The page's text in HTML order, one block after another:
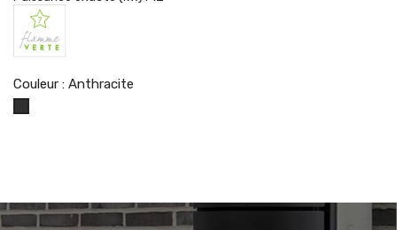
Couleur : Anthracite